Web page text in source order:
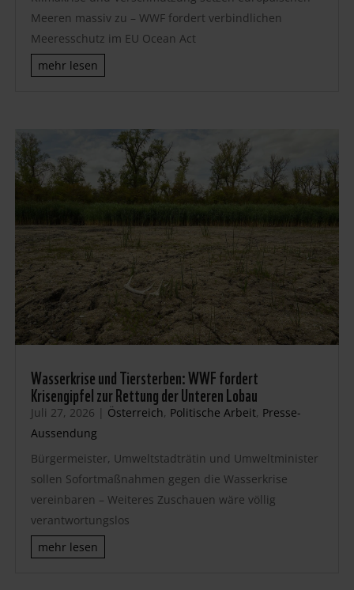
Meeren massiv zu – WWF fordert verbindlichen
Meeresschutz im EU Ocean Act
mehr lesen
Wasserkrise und Tiersterben: WWF fordert
Krisengipfel zur Rettung der Unteren Lobau
Juli 27, 2026 | Österreich, Politische Arbeit, Presse-
Aussendung
Bürgermeister, Umweltstadträtin und Umweltminister
sollen Sofortmaßnahmen gegen die Wasserkrise
vereinbaren – Weiteres Zuschauen wäre völlig
verantwortungslos
mehr lesen